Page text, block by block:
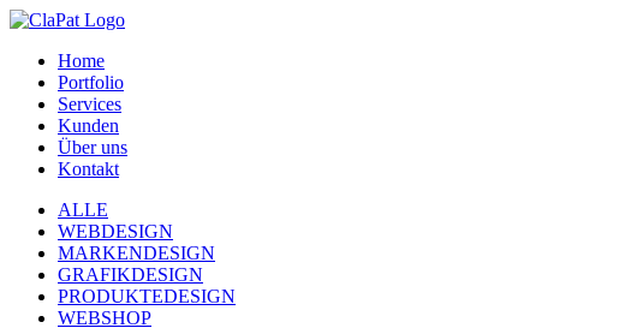
Home
Portfolio
Services
Kunden
Über uns
Kontakt
ALLE
WEBDESIGN
MARKENDESIGN
GRAFIKDESIGN
PRODUKTEDESIGN
WEBSHOP